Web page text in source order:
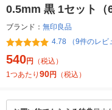
0.5mm 黒 1セット（
ブランド： 無印良品
4.78 （9件のレビ
540円
（税込）
1つあたり 90円 （税込）